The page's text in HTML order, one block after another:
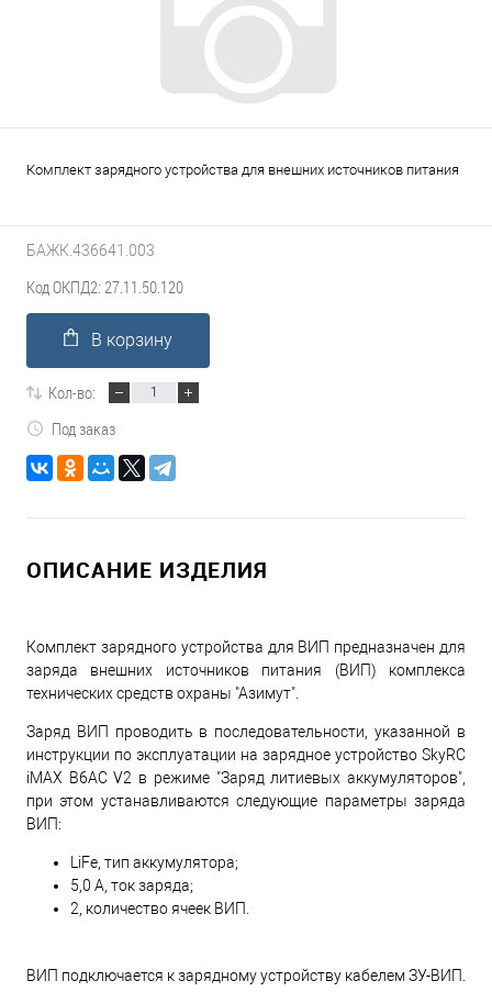
Комплект зарядного устройства для внешних источников питания
БАЖК.436641.003
Код ОКПД2: 27.11.50.120
В корзину
Кол-во:
Под заказ
ОПИСАНИЕ ИЗДЕЛИЯ
Комплект зарядного устройства для ВИП предназначен для
заряда внешних источников питания (ВИП) комплекса
технических средств охраны "Азимут".
Заряд ВИП проводить в последовательности, указанной в
инструкции по эксплуатации на зарядное устройство SkyRC
iMAX B6AC V2 в режиме "Заряд литиевых аккумуляторов",
при этом устанавливаются следующие параметры заряда
ВИП:
LiFe, тип аккумулятора;
5,0 А, ток заряда;
2, количество ячеек ВИП.
ВИП подключается к зарядному устройству кабелем ЗУ-ВИП.